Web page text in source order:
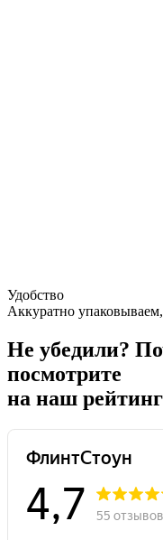
Удобство
Аккуратно
Не убедили?
посмотрите
на наш